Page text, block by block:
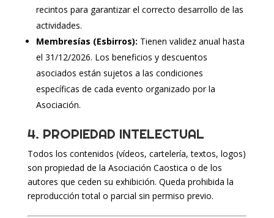
recintos para garantizar el correcto desarrollo de las
actividades.
Membresías (Esbirros): Tienen validez anual hasta
el 31/12/2026. Los beneficios y descuentos
asociados están sujetos a las condiciones
específicas de cada evento organizado por la
Asociación.
4. PROPIEDAD INTELECTUAL
Todos los contenidos (vídeos, cartelería, textos, logos)
son propiedad de la Asociación Caostica o de los
autores que ceden su exhibición. Queda prohibida la
reproducción total o parcial sin permiso previo.